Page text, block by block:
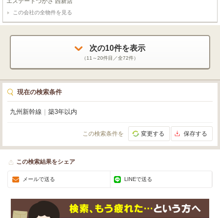
この会社の全物件を見る
次の10件を表示
（11～20件目／全72件）
現在の検索条件
九州新幹線 築3年以内
この検索条件を 変更する 保存する
この検索結果をシェア
メールで送る LINEで送る